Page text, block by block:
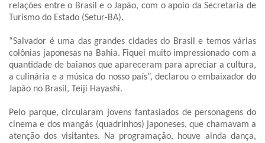
relações entre o Brasil e o Japão, com o apoio da Secretaria de
Turismo do Estado (Setur-BA).
“Salvador é uma das grandes cidades do Brasil e temos várias
colônias japonesas na Bahia. Fiquei muito impressionado com a
quantidade de baianos que apareceram para apreciar a cultura,
a culinária e a música do nosso país”, declarou o embaixador do
Japão no Brasil, Teiji Hayashi.
Pelo parque, circularam jovens fantasiados de personagens do
cinema e dos mangás (quadrinhos) japoneses, que chamavam a
atenção dos visitantes. Na programação, houve ainda dança,